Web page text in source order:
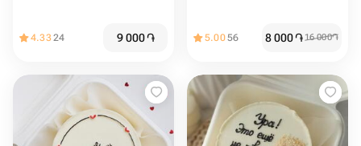
4.3324 9 000֏ 5.0056 8 000֏16 000֏